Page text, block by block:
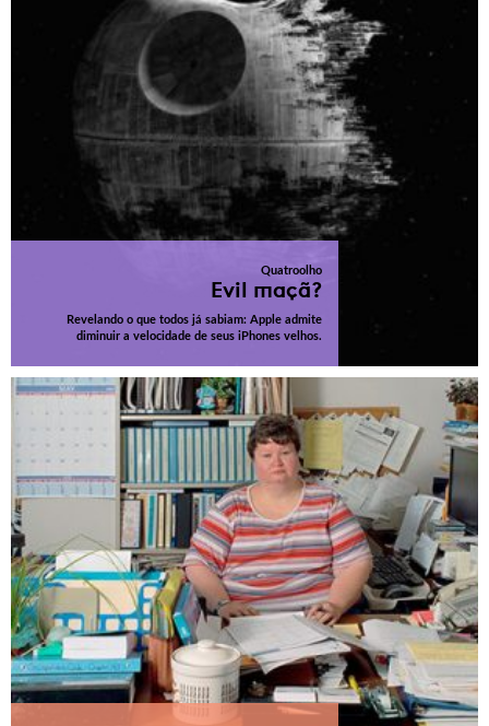
Quatroolho
Evil maçã?
Revelando o que todos já sabiam: Apple admite
diminuir a velocidade de seus iPhones velhos.